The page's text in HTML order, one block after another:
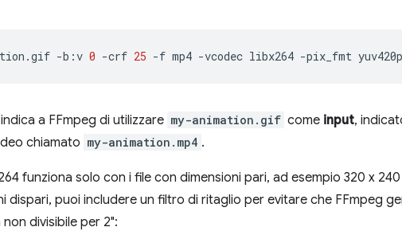
-b:v 0 -crf 25 -f mp4 -vcodec libx264 -pix_fmt yuv420p
a FFmpeg di utilizzare my-animation.gif come input,
chiamato my-animation.mp4 .
funziona solo con i file con dimensioni pari, ad esempio 320 x 240
dispari, puoi includere un filtro di ritaglio per evitare che FFmpeg
divisibile per 2":